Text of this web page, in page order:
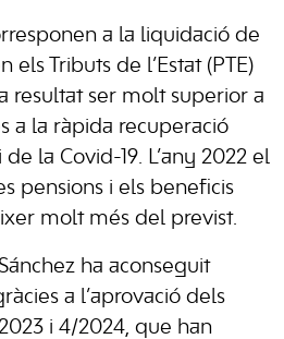
a la liquidació de
els Tributs de l’Estat (PTE)
resultat ser molt superior a
a la ràpida recuperació
la Covid-19. L’any 2022 el
pensions i els beneficis
molt més del previst.
ha aconseguit
a l’aprovació dels
i 4/2024, que han